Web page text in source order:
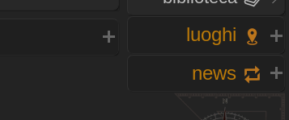
luoghi
news